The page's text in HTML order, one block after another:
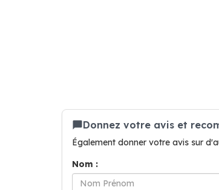
Donnez votre avis et
Également donner votre avis sur
Nom :